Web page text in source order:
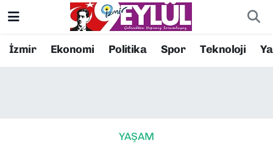
İzmir Ekonomi Politika Spor Teknoloji
YAŞAM
Resmi İlanlar
Konak Nöbetçi Eczaneler
Süper Lig Puan Durumu ve Fikstür